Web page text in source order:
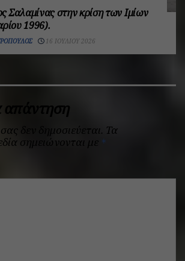
Σαλαμίνας στην κρίση των Ιμίων
1996).
16 ΙΟΥΛΊΟΥ 2026
απάντηση
δεν δημοσιεύεται. Τα
σημειώνονται με *